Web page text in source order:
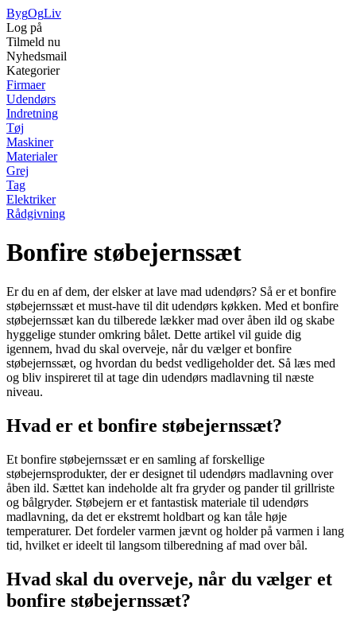
BygOgLiv
Log på
Tilmeld nu
Nyhedsmail
Kategorier
Firmaer
Udendørs
Indretning
Tøj
Maskiner
Materialer
Grej
Tag
Elektriker
Rådgivning
Bonfire støbejernssæt
Er du en af dem, der elsker at lave mad udendørs? Så er et bonfire
støbejernssæt et must-have til dit udendørs køkken. Med et bonfire
støbejernssæt kan du tilberede lækker mad over åben ild og skabe
hyggelige stunder omkring bålet. Dette artikel vil guide dig
igennem, hvad du skal overveje, når du vælger et bonfire
støbejernssæt, og hvordan du bedst vedligeholder det. Så læs med
og bliv inspireret til at tage din udendørs madlavning til næste
niveau.
Hvad er et bonfire støbejernssæt?
Et bonfire støbejernssæt er en samling af forskellige
støbejernsprodukter, der er designet til udendørs madlavning over
åben ild. Sættet kan indeholde alt fra gryder og pander til grillriste
og bålgryder. Støbejern er et fantastisk materiale til udendørs
madlavning, da det er ekstremt holdbart og kan tåle høje
temperaturer. Det fordeler varmen jævnt og holder på varmen i lang
tid, hvilket er ideelt til langsom tilberedning af mad over bål.
Hvad skal du overveje, når du vælger et
bonfire støbejernssæt?